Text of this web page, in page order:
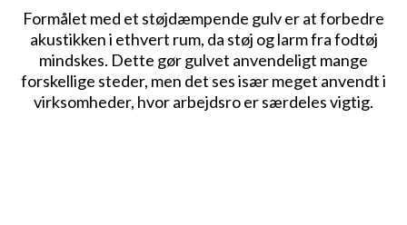
Formålet med et støjdæmpende gulv er at forbedre
akustikken i ethvert rum, da støj og larm fra fodtøj
mindskes. Dette gør gulvet anvendeligt mange
forskellige steder, men det ses især meget anvendt i
virksomheder, hvor arbejdsro er særdeles vigtig.​